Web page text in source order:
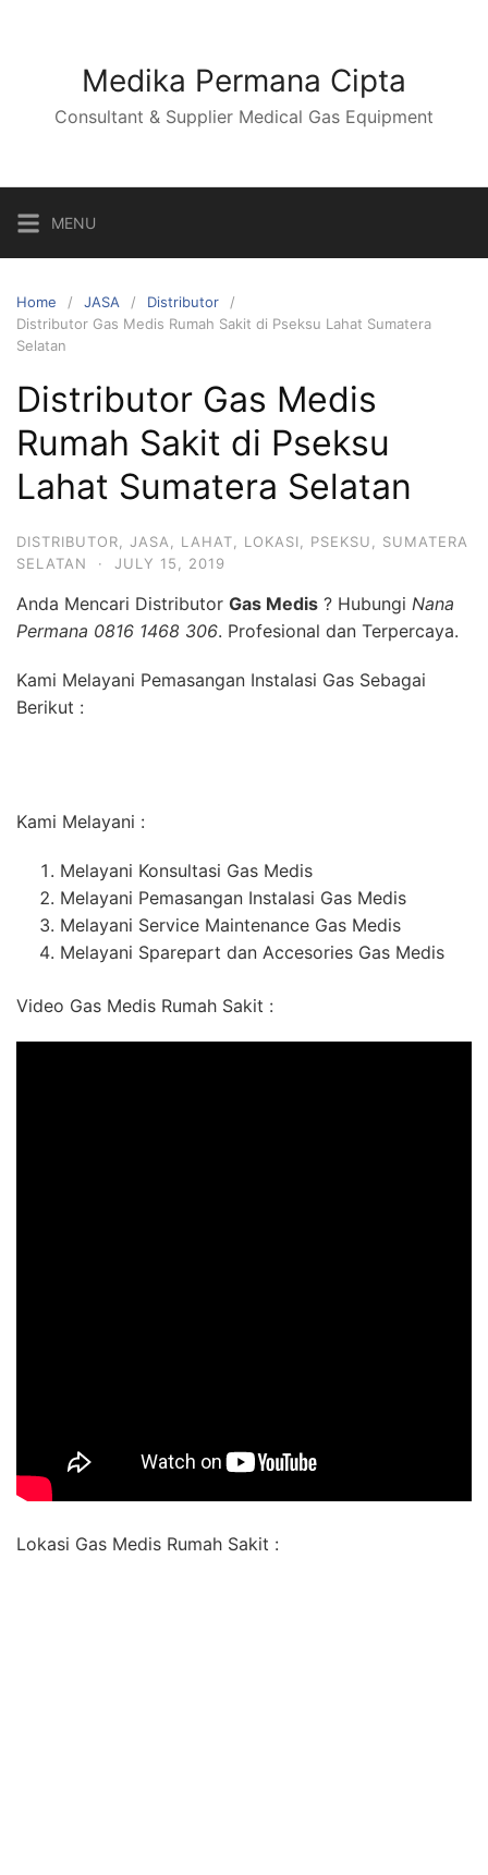
Medika Permana Cipta
Consultant & Supplier Medical Gas Equipment
MENU
Home JASA
Distributor
Distributor Gas Medis Rumah Sakit di Pseksu Lahat Sumatera
Selatan
Distributor Gas Medis
Rumah Sakit di Pseksu
Lahat Sumatera Selatan
DISTRIBUTOR JASA LAHAT LOKASI PSEKSU
SUMATERA
SELATAN
· JULY 15, 2019
Anda Mencari Distributor Gas Medis ? Hubungi Nana
Permana 0816 1468 306. Profesional dan Terpercaya.
Kami Melayani Pemasangan Instalasi Gas Sebagai
Berikut :
Kami Melayani :
Melayani Konsultasi Gas Medis
Melayani Pemasangan Instalasi Gas Medis
Melayani Service Maintenance Gas Medis
Melayani Sparepart dan Accesories Gas Medis
Video Gas Medis Rumah Sakit :
Lokasi Gas Medis Rumah Sakit :